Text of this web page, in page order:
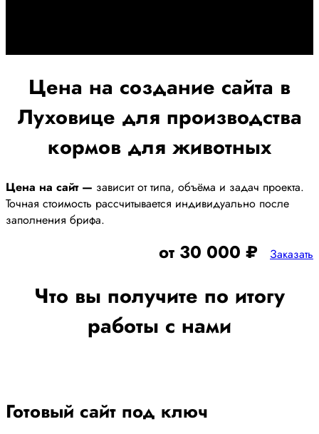
Цена на создание сайта в
Луховице для производства
кормов для животных
Цена на сайт — зависит от типа, объёма и задач проекта.
Точная стоимость рассчитывается индивидуально после
заполнения брифа.
от 30 000 ₽ Заказать
Что вы получите по итогу
работы с нами
Готовый сайт под ключ